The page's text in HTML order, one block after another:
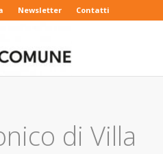
Newsletter Contatti
di Villa